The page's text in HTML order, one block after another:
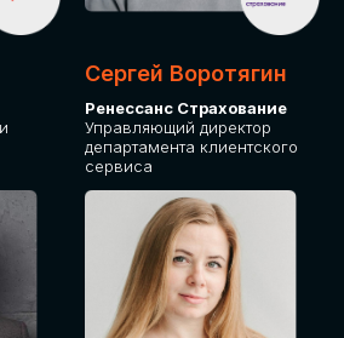
Сергей Воротягин
Ренессанс Страхование
Управляющий директор
департамента клиентского
сервиса